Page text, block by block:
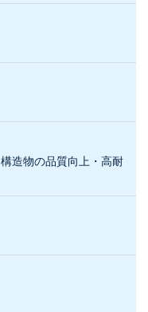
造物の品質向上・高耐